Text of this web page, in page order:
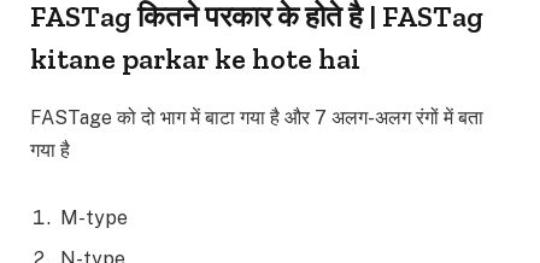
FASTag कितने परकार के होते है | FASTag
kitane parkar ke hote hai
FASTage को दो भाग में बाटा गया है और 7 अलग-अलग रंगों में बता
गया है
M-type
N-type